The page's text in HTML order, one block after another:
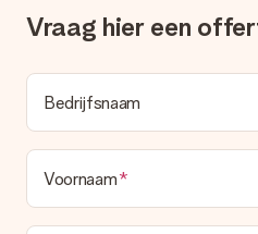
Vraag hier een
Bedrijfsnaam
Voornaam